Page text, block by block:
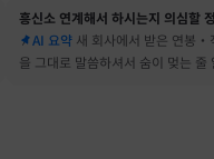
AI 요약 새 회사에서 받은 연봉‧
을 그대로 말씀하셔서 숨이 멎는 줄